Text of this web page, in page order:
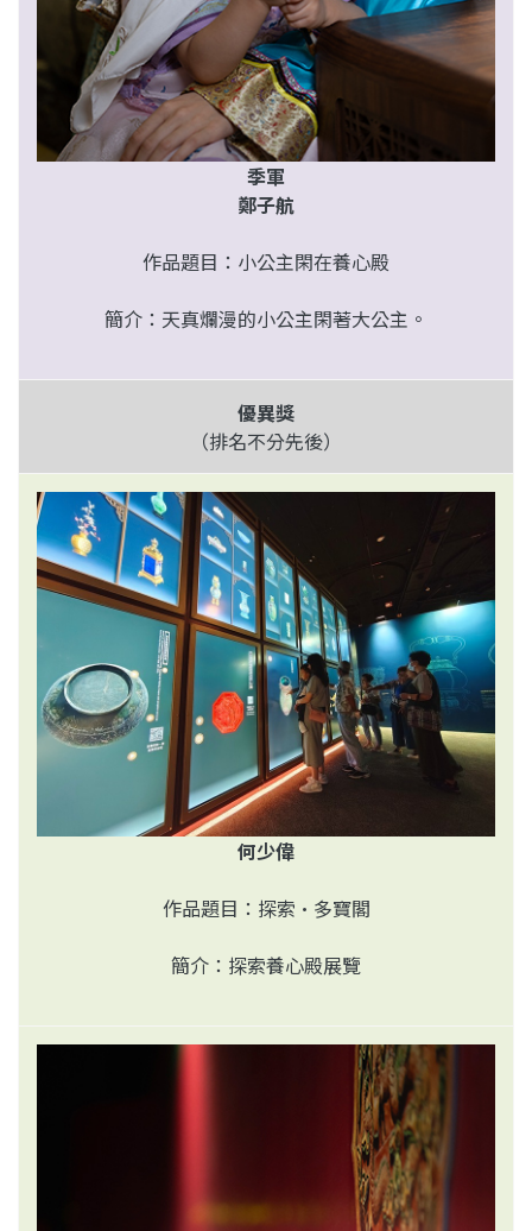
季軍
鄭子航
作品題目：小公主閑在養心殿
簡介：天真爛漫的小公主閑著大公主。
優異獎
（排名不分先後）
何少偉
作品題目：探索•多寶閣
簡介：探索養心殿展覽